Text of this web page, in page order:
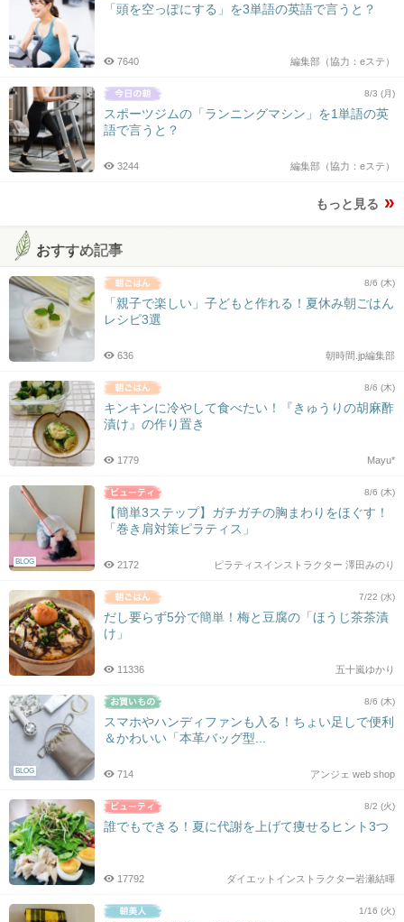
「頭を空っぽにする」を3単語の英語で言うと？
編集部（協力：eステ）
7640
8/3 (月)
スポーツジムの「ランニングマシン」を1単語の英
語で言うと？
編集部（協力：eステ）
3244
もっと見る
おすすめ記事
8/6 (木)
「親子で楽しい」子どもと作れる！夏休み朝ごはん
レシピ3選
朝時間.jp編集部
636
8/6 (木)
キンキンに冷やして食べたい！『きゅうりの胡麻酢
漬け』の作り置き
Mayu*
1779
BLOG
8/6 (木)
【簡単3ステップ】ガチガチの胸まわりをほぐす！
「巻き肩対策ピラティス」
ピラティスインストラクター 澤田みのり
2172
7/22 (水)
だし要らず5分で簡単！梅と豆腐の「ほうじ茶茶漬
け」
五十嵐ゆかり
11336
BLOG
8/6 (木)
スマホやハンディファンも入る！ちょい足しで便利
＆かわいい「本革バッグ型...
アンジェ web shop
714
8/2 (火)
誰でもできる！夏に代謝を上げて痩せるヒント3つ
ダイエットインストラクター岩瀬結暉
17792
1/16 (火)